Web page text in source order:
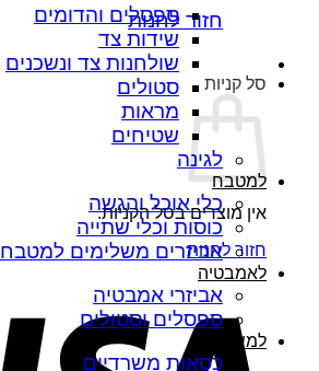
חזור לחנות
סל קניות
אין מוצרים בסל הקניות.
חזור לחנות
ספסלים והדומים
שידות צד
שולחנות צד ונשכנים
סטולים
מראות
שטיחים
לגינה
למטבח
כלי אוכל והגשה
כוסות וכלי שתייה
אביזרים משלימים למטבח
לאמבטיה
אביזרי אמבטיה
ספסלים וסטולים
למשרד
כסאות משרדיים